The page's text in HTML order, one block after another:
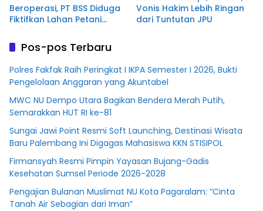
Beroperasi, PT BSS Diduga
Fiktifkan Lahan Petani
Vonis Hakim Lebih Ringan
dari Tuntutan JPU
Pos-pos Terbaru
Polres Fakfak Raih Peringkat I IKPA Semester I 2026, Bukti
Pengelolaan Anggaran yang Akuntabel
MWC NU Dempo Utara Bagikan Bendera Merah Putih,
Semarakkan HUT RI ke-81
Sungai Jawi Point Resmi Soft Launching, Destinasi Wisata
Baru Palembang Ini Digagas Mahasiswa KKN STISIPOL
Firmansyah Resmi Pimpin Yayasan Bujang-Gadis
Kesehatan Sumsel Periode 2026-2028
Pengajian Bulanan Muslimat NU Kota Pagaralam: “Cinta
Tanah Air Sebagian dari Iman”